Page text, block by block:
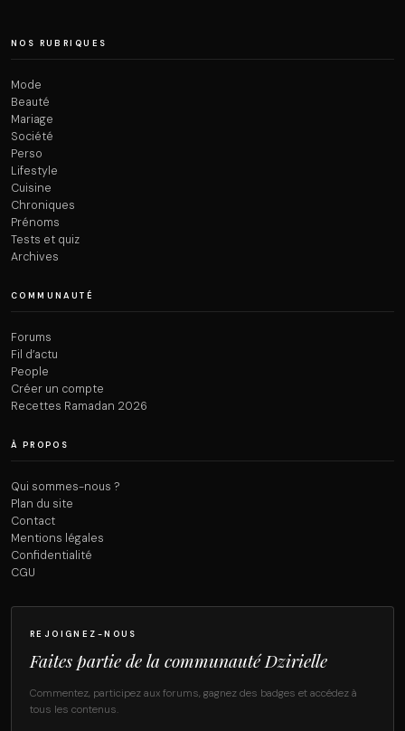
NOS RUBRIQUES
Mode
Beauté
Mariage
Société
Perso
Lifestyle
Cuisine
Chroniques
Prénoms
Tests et quiz
Archives
COMMUNAUTÉ
Forums
Fil d’actu
People
Créer un compte
Recettes Ramadan 2026
À PROPOS
Qui sommes-nous ?
Plan du site
Contact
Mentions légales
Confidentialité
CGU
REJOIGNEZ-NOUS
Faites partie de la communauté Dzirielle
Commentez, participez aux forums, gagnez des badges et accédez à
tous les contenus.